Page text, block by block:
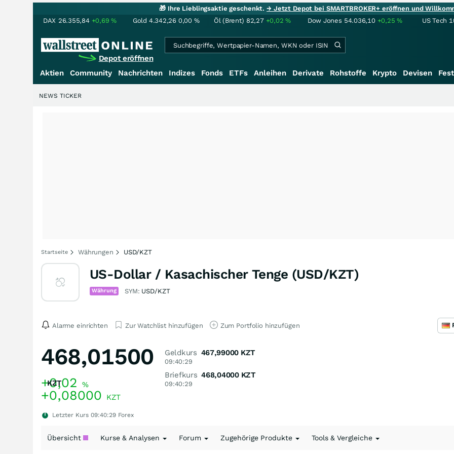
🎁 Ihre Lieblingsaktie geschenkt.→ Jetzt Depot bei SMARTBROKER+ eröffnen und
DAX 26.355,84 +0,69% Gold 4.342,26 0,00 % Öl (Brent) 82,27 +0,02% Dow Jones 54.036,10 +0,25% US Tech
Depot eröffnen
Aktien Community Nachrichten Indizes Fonds ETFs Anleihen Derivate Rohstoffe Krypto Devisen
NEWS TICKER
Startseite Währungen USD/KZT
US-Dollar / Kasachischer Tenge (USD/KZT)
Währung SYM: USD/KZT
Alarme einrichten Zur Watchlist hinzufügen Zum Portfolio hinzufügen
468,01500
KZT
+0,02 %
+0,08000 KZT
Letzter Kurs 09:40:29 Forex
Geldkurs
09:40:29
467,99000 KZT
Briefkurs
09:40:29
468,04000 KZT
Übersicht Kurse & Analysen Forum Zugehörige Produkte Tools & Vergleiche